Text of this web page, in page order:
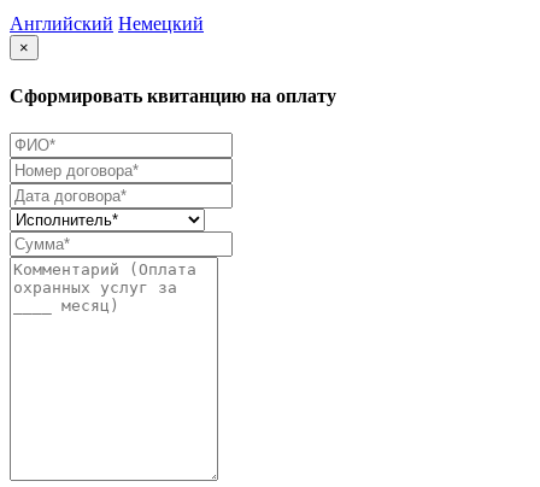
Английский Немецкий
×
Сформировать квитанцию на оплату